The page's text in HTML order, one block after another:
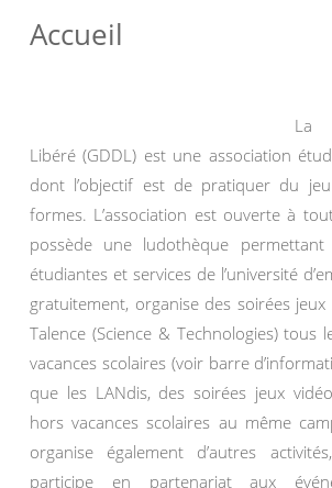
Accueil
La
Libéré (GDDL) est une association
dont l’objectif est de pratiquer du
formes. L’association est ouverte à
possède une ludothèque permettant
étudiantes et services de l’université
gratuitement, organise des soirées
Talence (Science & Technologies) tous
vacances scolaires (voir barre
que les LANdis, des soirées jeux
hors vacances scolaires au même
organise également d’autres
participe en partenariat aux